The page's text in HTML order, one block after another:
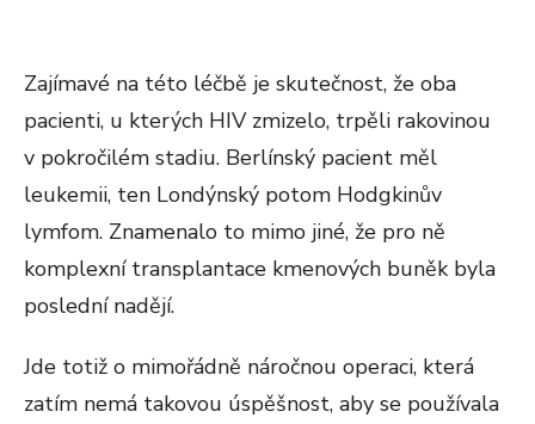
Zajímavé na této léčbě je skutečnost, že oba
pacienti, u kterých HIV zmizelo, trpěli rakovinou
v pokročilém stadiu. Berlínský pacient měl
leukemii, ten Londýnský potom Hodgkinův
lymfom. Znamenalo to mimo jiné, že pro ně
komplexní transplantace kmenových buněk byla
poslední nadějí.
Jde totiž o mimořádně náročnou operaci, která
zatím nemá takovou úspěšnost, aby se používala